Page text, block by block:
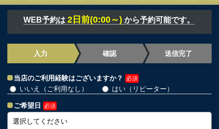
WEB予約は 2日前(0:00～) から予約可能です。
入力 確認 送信完了
当店のご利用経験はございますか？ 必須
いいえ（ご利用なし） はい（リピーター）
ご希望日 必須